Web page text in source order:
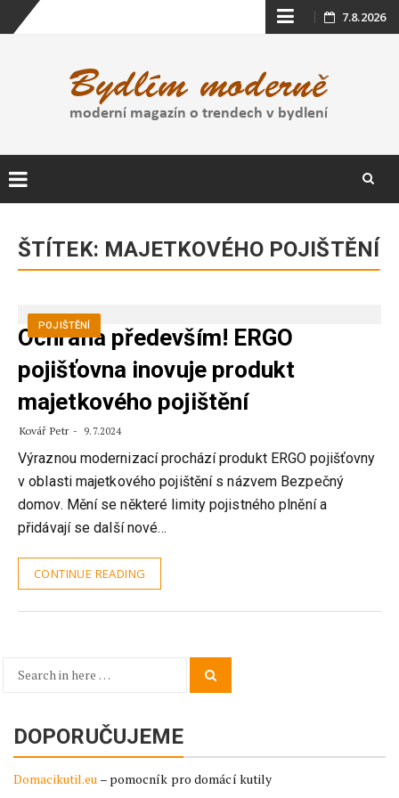
Skip
content
7.8.2026
contentŠTÍTEK: MAJETKOVÉHO POJIŠTĚNÍ
POJIŠTĚNÍ
Ochrana především! ERGO
pojišťovna inovuje produkt
majetkového pojištění
Kovář Petr 9.7.2024
Výraznou modernizací prochází produkt ERGO pojišťovny
v oblasti majetkového pojištění s názvem Bezpečný
domov. Mění se některé limity pojistného plnění a
přidávají se další nové…
CONTINUE READING
Search
DOPORUČUJEME
Domacikutil.eu – pomocník pro domácí kutily